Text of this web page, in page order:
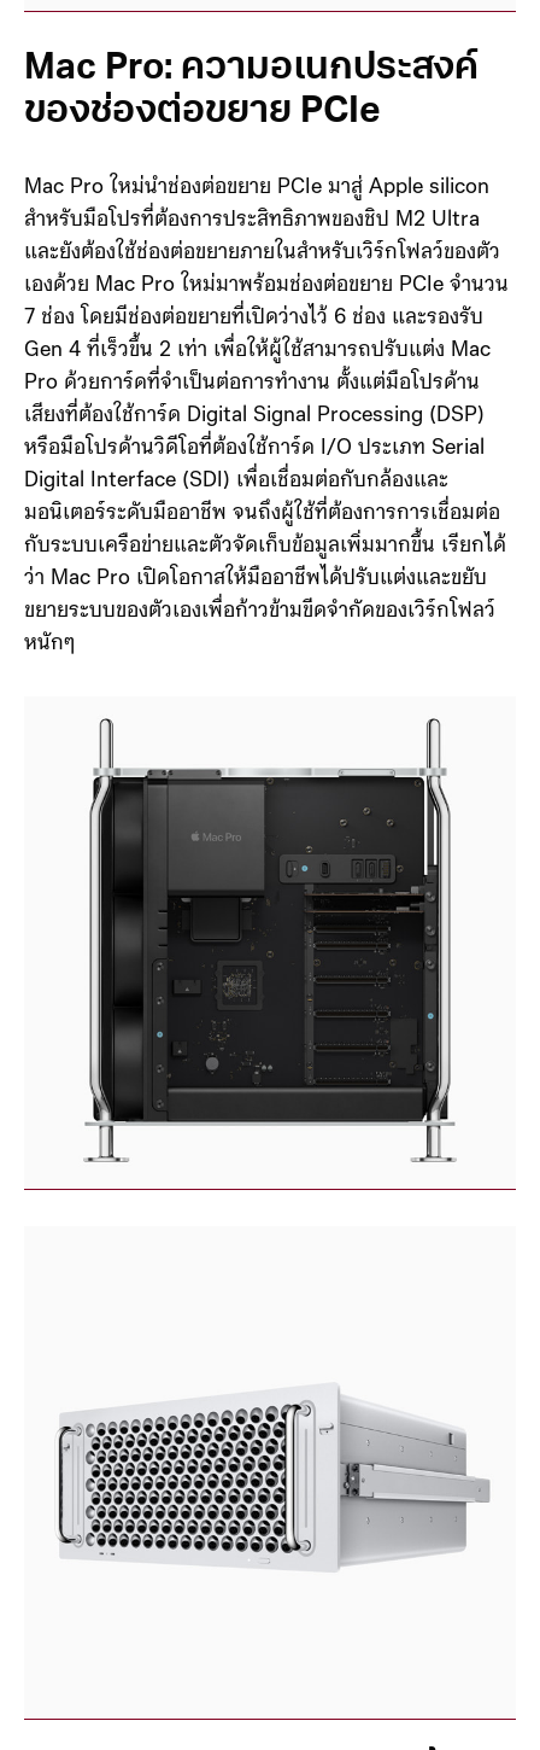
Mac Pro: ความอเนกประสงค์
ของช่องต่อขยาย PCIe
Mac Pro ใหม่นำช่องต่อขยาย PCIe มาสู่ Apple silicon
สำหรับมือโปรที่ต้องการประสิทธิภาพของชิป M2 Ultra
และยังต้องใช้ช่องต่อขยายภายในสำหรับเวิร์กโฟลว์ของตัว
เองด้วย Mac Pro ใหม่มาพร้อมช่องต่อขยาย PCIe จำนวน
7 ช่อง โดยมีช่องต่อขยายที่เปิดว่างไว้ 6 ช่อง และรองรับ
Gen 4 ที่เร็วขึ้น 2 เท่า เพื่อให้ผู้ใช้สามารถปรับแต่ง Mac
Pro ด้วยการ์ดที่จำเป็นต่อการทำงาน ตั้งแต่มือโปรด้าน
เสียงที่ต้องใช้การ์ด Digital Signal Processing (DSP)
หรือมือโปรด้านวิดีโอที่ต้องใช้การ์ด I/O ประเภท Serial
Digital Interface (SDI) เพื่อเชื่อมต่อกับกล้องและ
มอนิเตอร์ระดับมืออาชีพ จนถึงผู้ใช้ที่ต้องการการเชื่อมต่อ
กับระบบเครือข่ายและตัวจัดเก็บข้อมูลเพิ่มมากขึ้น เรียกได้
ว่า Mac Pro เปิดโอกาสให้มืออาชีพได้ปรับแต่งและขยับ
ขยายระบบของตัวเองเพื่อก้าวข้ามขีดจำกัดของเวิร์กโฟลว์
หนักๆ